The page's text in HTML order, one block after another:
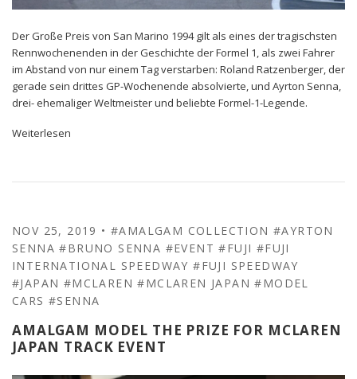
Der Große Preis von San Marino 1994 gilt als eines der tragischsten
Rennwochenenden in der Geschichte der Formel 1, als zwei Fahrer
im Abstand von nur einem Tag verstarben: Roland Ratzenberger, der
gerade sein drittes GP-Wochenende absolvierte, und Ayrton Senna,
drei- ehemaliger Weltmeister und beliebte Formel-1-Legende.
Weiterlesen
NOV 25, 2019 •#AMALGAM COLLECTION #AYRTON
SENNA #BRUNO SENNA #EVENT #FUJI #FUJI
INTERNATIONAL SPEEDWAY #FUJI SPEEDWAY
#JAPAN #MCLAREN #MCLAREN JAPAN #MODEL
CARS #SENNA
AMALGAM MODEL THE PRIZE FOR MCLAREN
JAPAN TRACK EVENT